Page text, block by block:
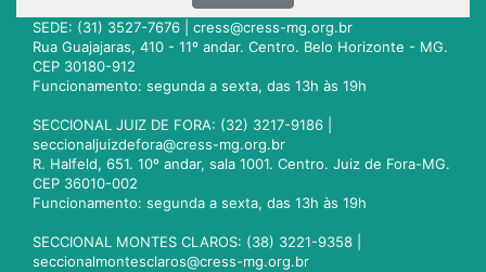
SEDE: (31) 3527-7676 | cress@cress-mg.org.br
Rua Guajajaras, 410 - 11º andar. Centro. Belo Horizonte - MG.
CEP 30180-912
Funcionamento: segunda a sexta, das 13h às 19h
SECCIONAL JUIZ DE FORA: (32) 3217-9186 |
seccionaljuizdefora@cress-mg.org.br
R. Halfeld, 651. 10º andar, sala 1001. Centro. Juiz de Fora-MG.
CEP 36010-002
Funcionamento: segunda a sexta, das 13h às 19h
SECCIONAL MONTES CLAROS: (38) 3221-9358 |
seccionalmontesclaros@cress-mg.org.br